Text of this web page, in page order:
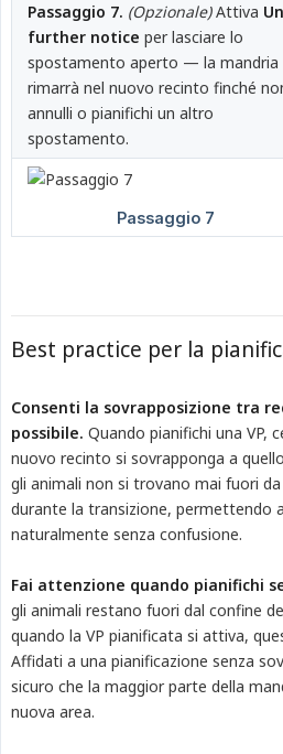
Passaggio 7. (Opzionale)Attiva
further notice per lasciare lo
spostamento aperto — la mandria
rimarrà nel nuovo recinto finché
annulli o pianifichi un altro
spostamento.
Best practice per la
Consenti la sovrapposizione tra
possibile. Quando pianifichi una VP,
nuovo recinto si sovrapponga a
gli animali non si trovano mai fuori
durante la transizione, permettendo
naturalmente senza confusione.
Fai attenzione quando pianifichi
gli animali restano fuori dal confine
quando la VP pianificata si attiva,
Affidati a una pianificazione senza
sicuro che la maggior parte della
nuova area.